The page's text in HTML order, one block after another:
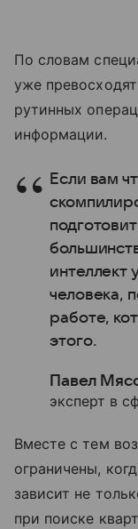
По словам
уже
рутинных
информации.
Если вам
интеллект
человека,
работе,
этого.
Павел
эксперт в
Вместе с тем
ограничены,
зависит не
при поиске